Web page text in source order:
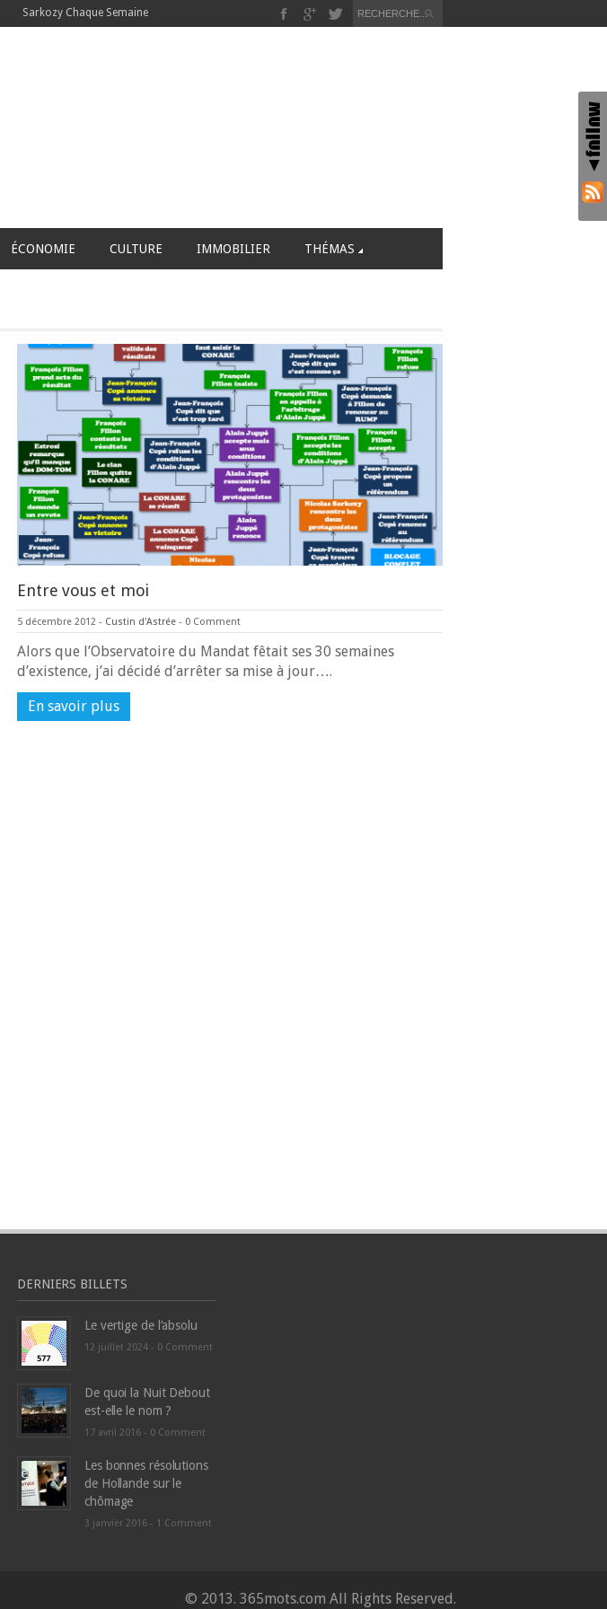
Sarkozy Chaque Semaine
ÉCONOMIE CULTURE IMMOBILIER THÉMAS
Entre vous et moi
5 décembre 2012 - Custin d'Astrée - 0 Comment
Alors que l’Observatoire du Mandat fêtait ses 30 semaines
d’existence, j’ai décidé d’arrêter sa mise à jour….
En savoir plus
DERNIERS BILLETS
Le vertige de l’absolu
12 juillet 2024 - 0 Comment
De quoi la Nuit Debout
est-elle le nom ?
17 avril 2016 - 0 Comment
Les bonnes résolutions
de Hollande sur le
chômage
3 janvier 2016 - 1 Comment
© 2013. 365mots.com All Rights Reserved.